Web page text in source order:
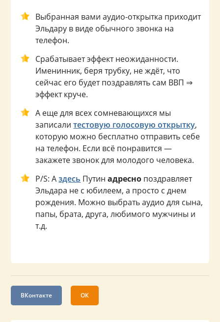
Выбранная вами аудио-открытка приходит
Эльдару в виде обычного звонка на
телефон.
Срабатывает эффект неожиданности.
Именинник, беря трубку, не ждёт, что
сейчас его будет поздравлять сам ВВП ⇒
эффект круче.
А еще для всех сомневающихся мы
записалитестовую голосовую открытку,
которую можно бесплатно отправить себе
на телефон. Если всё понравится —
закажете звонок для молодого человека.
P/S: Аздесь Путинадресно поздравляет
Эльдара не с юбилеем, а просто с днем
рождения. Можно выбрать аудио для сына,
папы, брата, друга, любимого мужчины и
т.д.
ВКонтакте ОК